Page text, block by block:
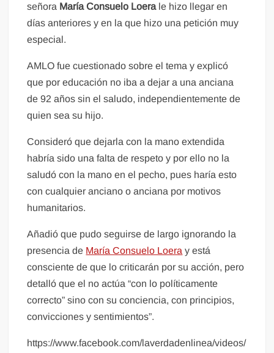
señora María Consuelo Loerale hizo llegar en
días anteriores y en la que hizo una petición muy
especial.
AMLO fue cuestionado sobre el tema y explicó
que por educación no iba a dejar a una anciana
de 92 años sin el saludo, independientemente de
quien sea su hijo.
Consideró que dejarla con la mano extendida
habría sido una falta de respeto y por ello no la
saludó con la mano en el pecho, pues haría esto
con cualquier anciano o anciana por motivos
humanitarios.
Añadió que pudo seguirse de largo ignorando la
presencia de María Consuelo Loera y está
consciente de que lo criticarán por su acción, pero
detalló que el no actúa “con lo políticamente
correcto” sino con su conciencia, con principios,
convicciones y sentimientos”.
https://www.facebook.com/laverdadenlinea/videos/